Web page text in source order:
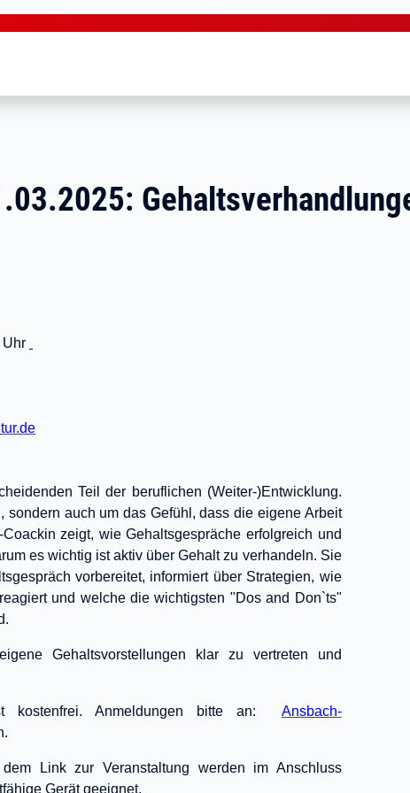
Uhr
Teil der beruflichen (Weiter-)Entwicklung.
sondern auch um das Gefühl, dass die eigene Arbeit
zeigt, wie Gehaltsgespräche erfolgreich und
es wichtig ist aktiv über Gehalt zu verhandeln. Sie
vorbereitet, informiert über Strategien, wie
und welche die wichtigsten "Dos and Don`ts"
Gehaltsvorstellungen klar zu vertreten und
kostenfrei. Anmeldungen bitte an: Ansbach-
Link zur Veranstaltung werden im Anschluss
Gerät geeignet.